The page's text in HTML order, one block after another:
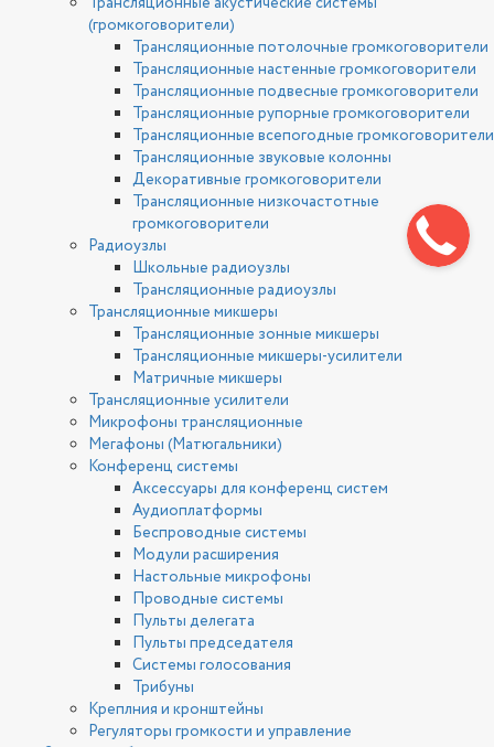
(громкоговорители)
Трансляционные потолочные громкоговорители
Трансляционные настенные громкоговорители
Трансляционные подвесные громкоговорители
Трансляционные рупорные громкоговорители
Трансляционные всепогодные громкоговорители
Трансляционные звуковые колонны
Декоративные громкоговорители
Трансляционные низкочастотные
громкоговорители
Радиоузлы
Школьные радиоузлы
Трансляционные радиоузлы
Трансляционные микшеры
Трансляционные зонные микшеры
Трансляционные микшеры-усилители
Матричные микшеры
Трансляционные усилители
Микрофоны трансляционные
Мегафоны (Матюгальники)
Конференц системы
Аксессуары для конференц систем
Аудиоплатформы
Беспроводные системы
Модули расширения
Настольные микрофоны
Проводные системы
Пульты делегата
Пульты председателя
Системы голосования
Трибуны
Креплния и кронштейны
Регуляторы громкости и управление